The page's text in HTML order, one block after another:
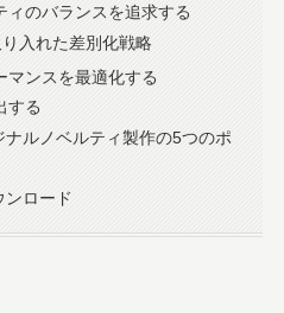
ィのバランスを追求する
入れた差別化戦略
マンスを最適化する
する
ルノベルティ製作の5つのポ
ンロード